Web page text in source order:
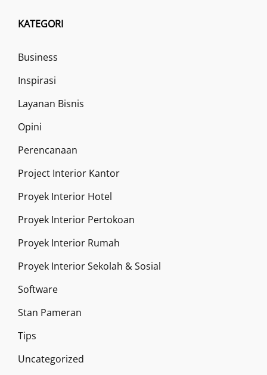
KATEGORI
Business
Inspirasi
Layanan Bisnis
Opini
Perencanaan
Project Interior Kantor
Proyek Interior Hotel
Proyek Interior Pertokoan
Proyek Interior Rumah
Proyek Interior Sekolah & Sosial
Software
Stan Pameran
Tips
Uncategorized